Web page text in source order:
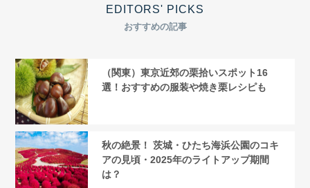
EDITORS' PICKS
おすすめの記事
（関東）東京近郊の栗拾いスポット16
選！おすすめの服装や焼き栗レシピも
秋の絶景！ 茨城・ひたち海浜公園のコキ
アの見頃・2025年のライトアップ期間
は？